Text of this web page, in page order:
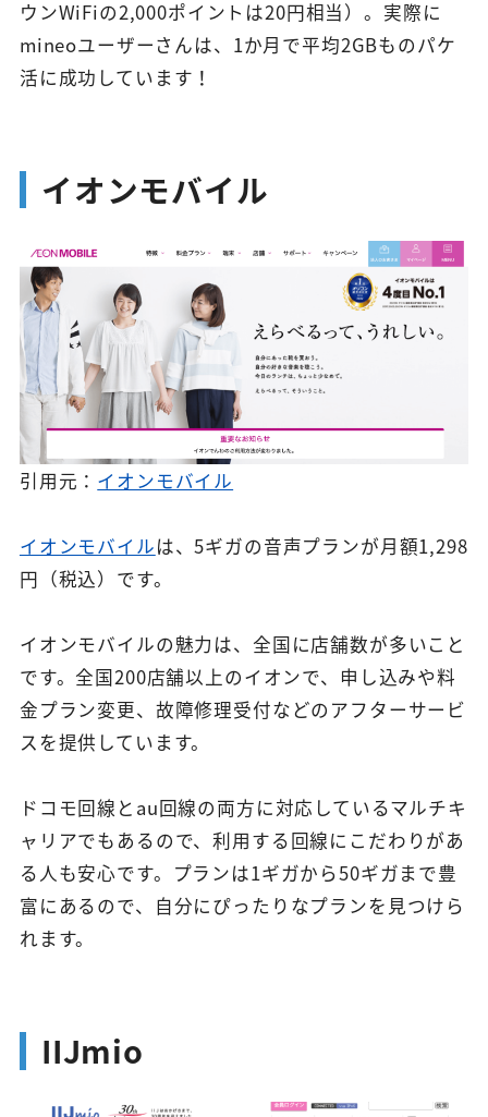
ウンWiFiの2,000ポイントは20円相当）。実際に
mineoユーザーさんは、1か月で平均2GBものパケ
活に成功しています！
イオンモバイル
引用元： イオンモバイル
イオンモバイルは、5ギガの音声プランが月額1,298
円（税込）です。
イオンモバイルの魅力は、全国に店舗数が多いこと
です。全国200店舗以上のイオンで、申し込みや料
金プラン変更、故障修理受付などのアフターサービ
スを提供しています。
ドコモ回線とau回線の両方に対応しているマルチキ
ャリアでもあるので、利用する回線にこだわりがあ
る人も安心です。プランは1ギガから50ギガまで豊
富にあるので、自分にぴったりなプランを見つけら
れます。
IIJmio